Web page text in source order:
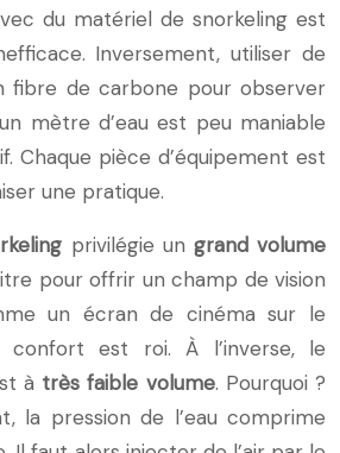
du matériel de snorkeling est
Inversement, utiliser de
fibre de carbone pour observer
mètre d’eau est peu maniable
Chaque pièce d’équipement est
une pratique.
privilégie un grand volume
pour offrir un champ de vision
un écran de cinéma sur le
confort est roi. À l’inverse, le
à très faible volume. Pourquoi ?
la pression de l’eau comprime